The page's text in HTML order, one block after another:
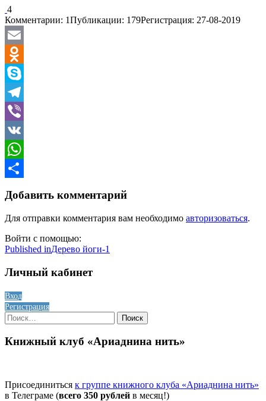
4
Комментарии: 1Публикации: 179Регистрация: 27-08-2019
Email
Odnoklassniki
Skype
Telegram
Viber
VK
WhatsApp
Добавить комментарий
Для отправки комментария вам необходимо авторизоваться.
Войти с помощью:
Навигация
по
Published inДерево йоги-1
Личный кабинет
Вход
Регистрация
Найти:
Книжный клуб «Ариаднина нить»
Присоединиться к группе книжного клуба «Ариаднина нить»
в Телеграме (всего 350 рублей в месяц!)